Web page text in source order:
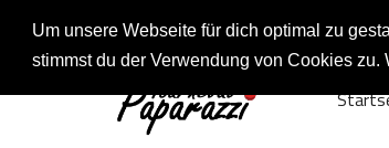
Um unsere Webseite für dich optimal zu
stimmst du der Verwendung von Cookies
Fotos rund um den Fastelovend